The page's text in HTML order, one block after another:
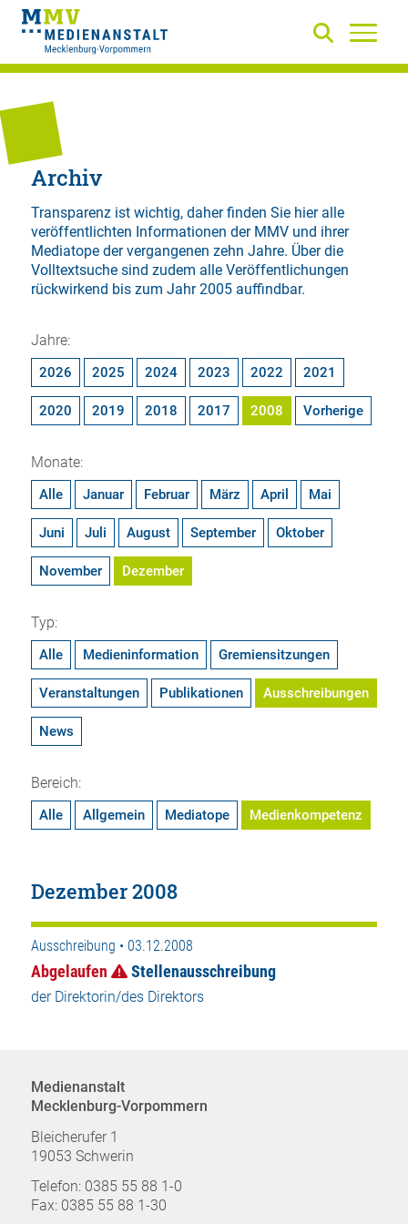
Archiv
Transparenz ist wichtig, daher finden Sie hier alle
veröffentlichten Informationen der MMV und ihrer
Mediatope der vergangenen zehn Jahre. Über die
Volltextsuchesind zudem alle Veröffentlichungen
rückwirkend bis zum Jahr 2005 auffindbar.
Jahre:
2026 2025 2024 2023 2022 2021
2020 2019 2018 2017 2008 Vorherige
Monate:
Alle Januar Februar März April Mai
Juni Juli August September Oktober
November Dezember
Typ:
Alle Medieninformation Gremiensitzungen
Veranstaltungen Publikationen Ausschreibungen
News
Bereich:
Alle Allgemein Mediatope Medienkompetenz
Dezember 2008
Ausschreibung • 03.12.2008
Abgelaufen Stellenausschreibung
der Direktorin/des Direktors
Medienanstalt
Mecklenburg-Vorpommern
Bleicherufer 1
19053 Schwerin
Telefon: 0385 55 88 1-0
Fax: 0385 55 88 1-30